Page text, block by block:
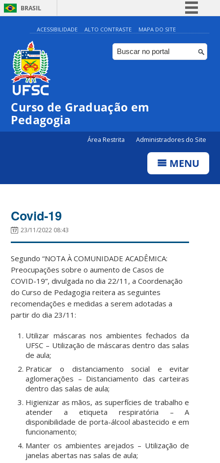
BRASIL
Simplifique!
Comunica BR
Participe
Canais
ACESSIBILIDADE ALTO CONTRASTE MAPA DO SITE
Curso de Graduação em
Pedagogia
Área Restrita Administradores do Site
MENU
Covid-19
23/11/2022 08:43
Segundo “NOTA À COMUNIDADE ACADÊMICA:
Preocupações sobre o aumento de Casos de
COVID-19”, divulgada no dia 22/11, a Coordenação
do Curso de Pedagogia reitera as seguintes
recomendações e medidas a serem adotadas a
partir do dia 23/11:
Utilizar máscaras nos ambientes fechados da
UFSC – Utilização de máscaras dentro das salas
de aula;
Praticar o distanciamento social e evitar
aglomerações – Distanciamento das carteiras
dentro das salas de aula;
Higienizar as mãos, as superfícies de trabalho e
atender a etiqueta respiratória – A
disponibilidade de porta-álcool abastecido e em
funcionamento;
Manter os ambientes arejados – Utilização de
janelas abertas nas salas de aula;